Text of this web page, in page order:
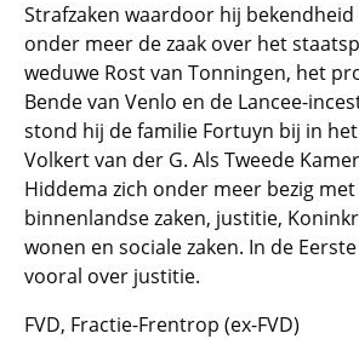
Strafzaken waardoor hij bekendheid
onder meer de zaak over het
weduwe Rost van Tonningen, het
Bende van Venlo en de Lancee-
stond hij de familie Fortuyn bij in
Volkert van der G. Als Tweede
Hiddema zich onder meer bezig
binnenlandse zaken, justitie,
wonen en sociale zaken. In de
vooral over justitie.
FVD, Fractie-Frentrop (ex-FVD)